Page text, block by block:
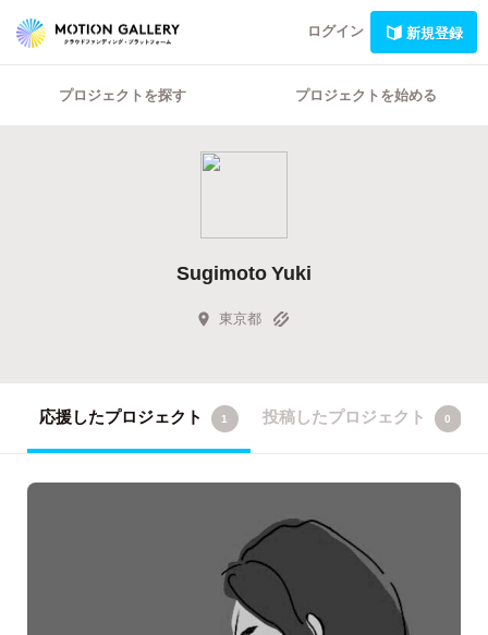
ログイン 新規登録
プロジェクトを探す プロジェクトを始める
Sugimoto Yuki
東京都
応援したプロジェクト 1 投稿したプロジェクト 0